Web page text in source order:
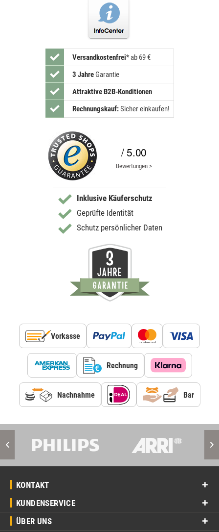
Versandkostenfrei* ab 69 €
3 JahreGarantie
Attraktive B2B-Konditionen
Rechnungskauf:Sicher einkaufen!
/ 5.00
Bewertungen >
Inklusive Käuferschutz
Geprüfte Identität
Schutz persönlicher Daten
Vorkasse
Rechnung
Nachnahme Bar
KONTAKT
KUNDENSERVICE
ÜBER UNS